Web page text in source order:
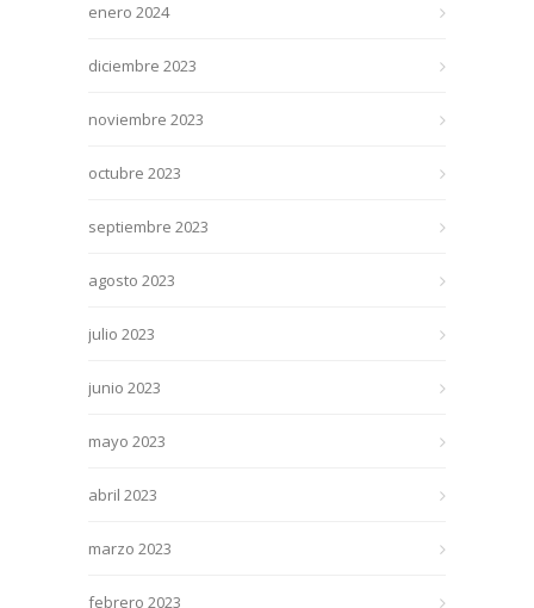
enero 2024
diciembre 2023
noviembre 2023
octubre 2023
septiembre 2023
agosto 2023
julio 2023
junio 2023
mayo 2023
abril 2023
marzo 2023
febrero 2023